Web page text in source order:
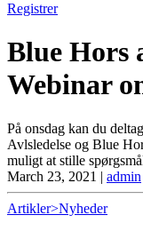
Registrer
Blue Hors
Webinar
På onsdag kan du
Avlsledelse og Blue
muligt at stille
March 23, 2021 | admin
Artikler>Nyheder